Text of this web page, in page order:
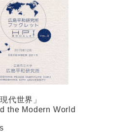
代世界」
the Modern World